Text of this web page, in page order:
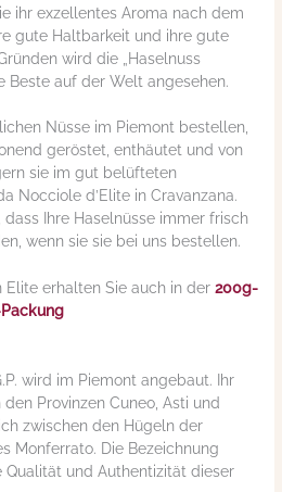
ihr exzellentes Aroma nach dem
gute Haltbarkeit und ihre gute
wird die „Haselnuss
Beste auf der Welt angesehen.
Nüsse im Piemont bestellen,
geröstet, enthäutet und von
sie im gut belüfteten
Nocciole d’Elite in Cravanzana.
dass Ihre Haselnüsse immer frisch
wenn sie sie bei uns bestellen.
Elite erhalten Sie auch in der200g-
wird im Piemont angebaut. Ihr
Provinzen Cuneo, Asti und
zwischen den Hügeln der
Monferrato. Die Bezeichnung
Qualität und Authentizität dieser